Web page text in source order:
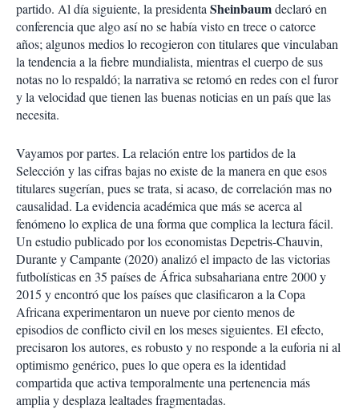
partido. Al día siguiente, la presidenta Sheinbaumdeclaró en
conferencia que algo así no se había visto en trece o catorce
años; algunos medios lo recogieron con titulares que vinculaban
la tendencia a la fiebre mundialista, mientras el cuerpo de sus
notas no lo respaldó; la narrativa se retomó en redes con el furor
y la velocidad que tienen las buenas noticias en un país que las
necesita.
Vayamos por partes. La relación entre los partidos de la
Selección y las cifras bajas no existe de la manera en que esos
titulares sugerían, pues se trata, si acaso, de correlación mas no
causalidad. La evidencia académica que más se acerca al
fenómeno lo explica de una forma que complica la lectura fácil.
Un estudio publicado por los economistas Depetris-Chauvin,
Durante y Campante (2020) analizó el impacto de las victorias
futbolísticas en 35 países de África subsahariana entre 2000 y
2015 y encontró que los países que clasificaron a la Copa
Africana experimentaron un nueve por ciento menos de
episodios de conflicto civil en los meses siguientes. El efecto,
precisaron los autores, es robusto y no responde a la euforia ni al
optimismo genérico, pues lo que opera es la identidad
compartida que activa temporalmente una pertenencia más
amplia y desplaza lealtades fragmentadas.